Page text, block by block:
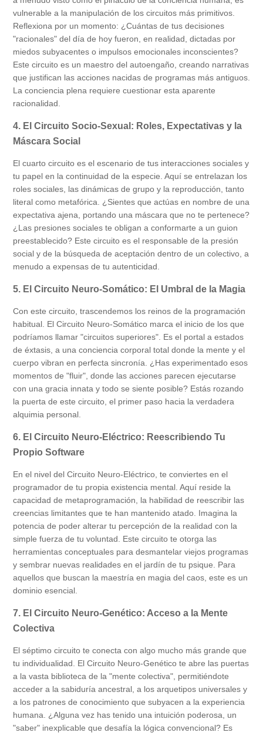
vulnerable a la manipulación de los circuitos más primitivos.
Reflexiona por un momento: ¿Cuántas de tus decisiones
"racionales" del día de hoy fueron, en realidad, dictadas por
miedos subyacentes o impulsos emocionales inconscientes?
Este circuito es un maestro del autoengaño, creando narrativas
que justifican las acciones nacidas de programas más antiguos.
La conciencia plena requiere cuestionar esta aparente
racionalidad.
4. El Circuito Socio-Sexual: Roles, Expectativas y la
Máscara Social
El cuarto circuito es el escenario de tus interacciones sociales y
tu papel en la continuidad de la especie. Aquí se entrelazan los
roles sociales, las dinámicas de grupo y la reproducción, tanto
literal como metafórica. ¿Sientes que actúas en nombre de una
expectativa ajena, portando una máscara que no te pertenece?
¿Las presiones sociales te obligan a conformarte a un guion
preestablecido? Este circuito es el responsable de la presión
social y de la búsqueda de aceptación dentro de un colectivo, a
menudo a expensas de tu autenticidad.
5. El Circuito Neuro-Somático: El Umbral de la Magia
Con este circuito, trascendemos los reinos de la programación
habitual. El Circuito Neuro-Somático marca el inicio de los que
podríamos llamar "circuitos superiores". Es el portal a estados
de éxtasis, a una conciencia corporal total donde la mente y el
cuerpo vibran en perfecta sincronía. ¿Has experimentado esos
momentos de "fluir", donde las acciones parecen ejecutarse
con una gracia innata y todo se siente posible? Estás rozando
la puerta de este circuito, el primer paso hacia la verdadera
alquimia personal.
6. El Circuito Neuro-Eléctrico: Reescribiendo Tu
Propio Software
En el nivel del Circuito Neuro-Eléctrico, te conviertes en el
programador de tu propia existencia mental. Aquí reside la
capacidad de metaprogramación, la habilidad de reescribir las
creencias limitantes que te han mantenido atado. Imagina la
potencia de poder alterar tu percepción de la realidad con la
simple fuerza de tu voluntad. Este circuito te otorga las
herramientas conceptuales para desmantelar viejos programas
y sembrar nuevas realidades en el jardín de tu psique. Para
aquellos que buscan la maestría en magia del caos, este es un
dominio esencial.
7. El Circuito Neuro-Genético: Acceso a la Mente
Colectiva
El séptimo circuito te conecta con algo mucho más grande que
tu individualidad. El Circuito Neuro-Genético te abre las puertas
a la vasta biblioteca de la "mente colectiva", permitiéndote
acceder a la sabiduría ancestral, a los arquetipos universales y
a los patrones de conocimiento que subyacen a la experiencia
humana. ¿Alguna vez has tenido una intuición poderosa, un
"saber" inexplicable que desafía la lógica convencional? Es